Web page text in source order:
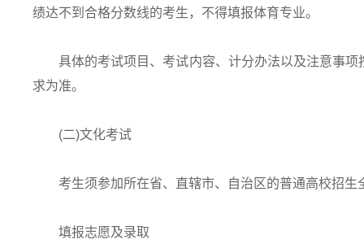
绩达不到合格分数线的考生，不得填报体育专业。
具体的考试项目、考试内容、计分办法以及注意事项
求为准。
(二)文化考试
考生须参加所在省、直辖市、自治区的普通高校招生
填报志愿及录取